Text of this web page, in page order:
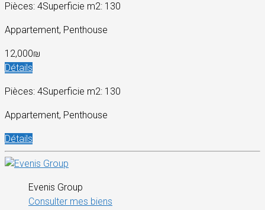
Pièces: 4Superficie m2: 130
Appartement, Penthouse
12,000₪
Détails
Pièces: 4Superficie m2: 130
Appartement, Penthouse
Détails
Evenis Group
Consulter mes biens